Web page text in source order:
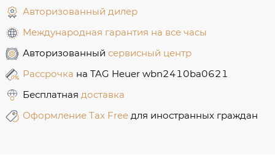
Авторизованный дилер
Международная гарантия на все часы
Авторизованный сервисный центр
Рассрочка на TAG Heuer wbn2410ba0621
Бесплатная доставка
Оформление Tax Free для иностранных граждан